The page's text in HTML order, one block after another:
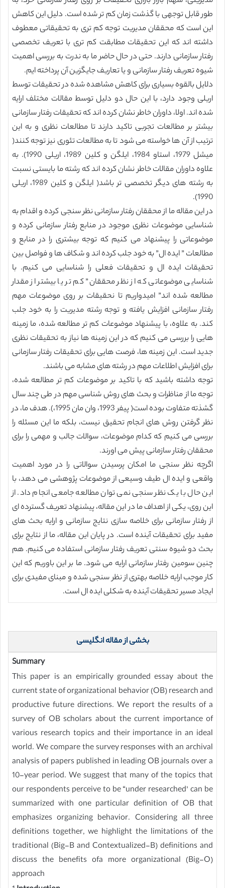
طور قابل توجهی با گذشت زمان کم تر شده است. دلیل این کاهش
این است که محققان مدیریت توجه کم تری به تحقیقاتی معطوف
داشته اند که این تحقیقات مطابقت کم تری با تعریف تخصصی
رفتار سازمانی دارند. حتی در حال حاضر ما به ندرت به بررسی اهمیت
شیوه تعریف رفتار سازمانی و یا تعاریف جایگزین آن پرداخته ایم.
دلایل بالقوه بسیاری برای کاهش مشاهده شده در تحقیقات توسط
اریلی وجود دارد، با این حال دو دلیل توسط مقالات مختلف ارایه
شده اند. اولا، داوران خاطر نشان کرده اند که تحقیقات رفتار سازمانی
بیشتر بر مطالعات تجربی تاکید دارند تا مطالعات نظری و به این
ترتیب از آن ها خواسته می شود تا به مطالعات تئوری نیز توجه کنند(
میشل 1979، استاو 1984، ایلگن و کلین 1989، اریلی 1990). به
علاوه داوران مقالات خاطر نشان کرده اند که رشته ما بایستی نسبت
به رشته های دیگر تخصصی تر باشد( ایلگن و کلین 1989، اریلی
1990).
در این مقاله ما از محققان رفتار سازمانی نظر سنجی کرده و اقدام به
شناسایی موضوعات نظری موجود در منابع رفتار سازمانی کرده و
موضوعاتی را پیشنهاد می کنیم که توجه بیشتری را در منابع و
مطالعات ” ایده ال” به خود جلب کرده اند و شکاف ها و فواصل بین
تحقیقات ایده ال و تحقیقات فعلی را شناسایی می کنیم. با
شناسایی موضوعاتی که از نظر محققان” کم تر یا بیشتر از مقدار
مطالعه شده اند” امیدواریم تا نحقیقات بر روی موضوعات مهم
رفتار سازمانی افزایش یافته و توجه رشته مدیریت را به خود جلب
کند. به علاوه، با پیشنهاد موضوعات کم تر مطالعه شده، ما زمینه
هایی را بررسی می کنیم که در این زمینه ها نیاز به تحقیقات نظری
جدید است. این زمینه ها، فرصت هایی برای تحقیقات رفتار سازمانی
برای افزایش اطلاعات مهم در رشته های مشابه می باشند.
توجه داشته باشید که با تاکید بر موضوعات کم تر مطالعه شده،
توجه ما از مناظرات و بحث های روش شناسی مهم در طی چند سال
گشذته متفاوت بوده است( پیفر 1993، وان مان 1995،). هدف ما، در
نظر گرفتن روش های انجام تحقیق نیست، بلکه ما این مسئله را
بررسی می کنیم که کدام موضوعات، سوالات جالب و مهمی را برای
محققان رفتار سازمانی پیش می اورند.
اگرچه نظر سنجی ما امکان پرسیدن سوالاتی را در مورد اهمیت
واقعی و ایده ال طیف وسیعی از موضوعات پژوهشی می دهد، با
این حال با یک نظر سنجی نمی توان مطالعه جامعی انجام داد. از
این روی، یکی از اهداف ما در این مقاله، پیشنهاد تعریف گسترده ای
از رفتار سازمانی برای خلاصه سازی نتایج سازمانی و ارایه بحث های
مفید برای تحقیقات آینده است. در پایان این مقاله، ما از نتایج برای
بحث دو شیوه سنتی تعریف رفتار سازمانی استفاده می کنیم. هم
چنین سومین رفتار سازمانی ارایه می شود. ما بر این باوریم که این
کار موجب ارایه خلاصه بهتری از نظر سنجی شده و مبنای مفیدی برای
ایجاد مسیر تحقیقات آینده به شکلی ایده ال است.
بخشی از مقاله انگلیسی
Summary
This paper is an empirically grounded essay about the
current state of organizational behavior (OB) research and
productive future directions. We report the results of a
survey of OB scholars about the current importance of
various research topics and their importance in an ideal
world. We compare the survey responses with an archival
analysis of papers published in leading OB journals over a
10-year period. We suggest that many of the topics that
our respondents perceive to be “under researched’ can be
summarized with one particular definition of OB that
emphasizes organizing behavior. Considering all three
definitions together, we highlight the limitations of the
traditional (Big-B and Contextualized-B) definitions and
discuss the benefits ofa more organizational (Big-O)
approach